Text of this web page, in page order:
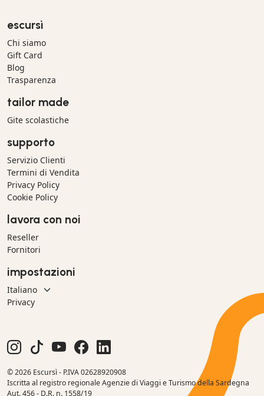
escursì
Chi siamo
Gift Card
Blog
Trasparenza
tailor made
Gite scolastiche
supporto
Servizio Clienti
Termini di Vendita
Privacy Policy
Cookie Policy
lavora con noi
Reseller
Fornitori
impostazioni
Privacy
© 2026 Escursì - P.IVA 02628920908
Iscritta al registro regionale Agenzie di Viaggi e Turismo della Sardegna
Aut. 456 - D.R. n. 1558/19